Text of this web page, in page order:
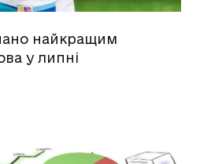
найкращим
у липні